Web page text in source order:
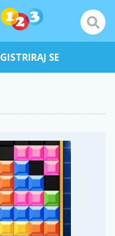
SE